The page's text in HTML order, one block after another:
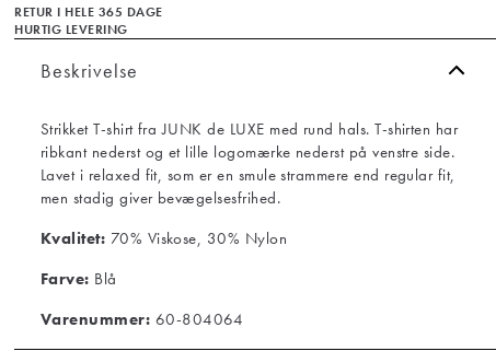
RETUR I HELE 365 DAGE
HURTIG LEVERING
Beskrivelse
Strikket T-shirt fra JUNK de LUXE med rund hals. T-shirten har
ribkant nederst og et lille logomærke nederst på venstre side.
Lavet i relaxed fit, som er en smule strammere end regular fit,
men stadig giver bevægelsesfrihed.
Kvalitet: 70% Viskose, 30% Nylon
Farve: Blå
Varenummer: 60-804064